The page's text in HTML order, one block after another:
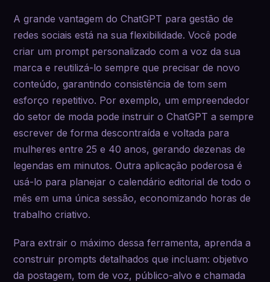
A grande vantagem do ChatGPT para gestão de
redes sociais está na sua flexibilidade. Você pode
criar um prompt personalizado com a voz da sua
marca e reutilizá-lo sempre que precisar de novo
conteúdo, garantindo consistência de tom sem
esforço repetitivo. Por exemplo, um empreendedor
do setor de moda pode instruir o ChatGPT a sempre
escrever de forma descontraída e voltada para
mulheres entre 25 e 40 anos, gerando dezenas de
legendas em minutos. Outra aplicação poderosa é
usá-lo para planejar o calendário editorial de todo o
mês em uma única sessão, economizando horas de
trabalho criativo.
Para extrair o máximo dessa ferramenta, aprenda a
construir prompts detalhados que incluam: objetivo
da postagem, tom de voz, público-alvo e chamada